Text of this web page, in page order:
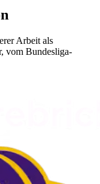
Arbeit als
vom Bundesliga-